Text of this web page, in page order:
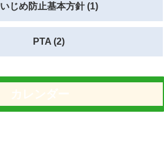
いじめ防止基本方針 (1)
PTA (2)